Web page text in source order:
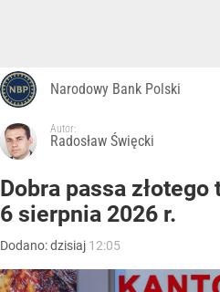
Narodowy Bank Polski
Autor:
Radosław Święcki
Dobra passa
6 sierpnia 2026 r.
Dodano:dzisiaj 12:05